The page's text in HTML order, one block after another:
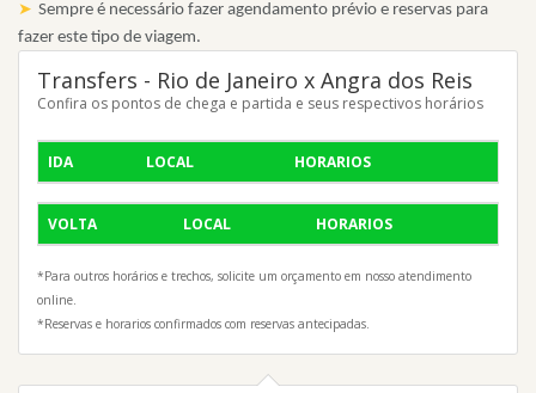
Sempre é necessário fazer agendamento prévio e reservas para
fazer este tipo de viagem.
Transfers - Rio de Janeiro x Angra dos Reis
Confira os pontos de chega e partida e seus respectivos horários
IDA LOCAL HORARIOS
VOLTA LOCAL HORARIOS
*Para outros horários e trechos, solicite um orçamento em nosso atendimento
online.
*Reservas e horarios confirmados com reservas antecipadas.